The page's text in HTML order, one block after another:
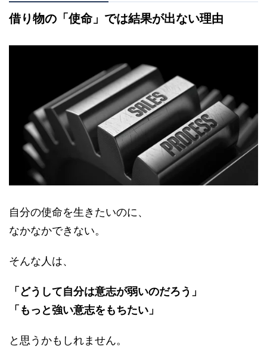
借り物の「使命」では結果が出ない理由
自分の使命を生きたいのに、
なかなかできない。
そんな人は、
「どうして自分は意志が弱いのだろう」
「もっと強い意志をもちたい」
と思うかもしれません。